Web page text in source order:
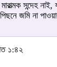
সন্দেহ
জমি না
১:৪২